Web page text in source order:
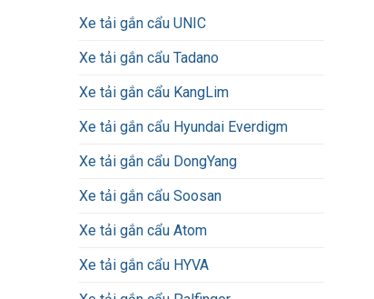
Xe tải gắn cẩu UNIC
Xe tải gắn cẩu Tadano
Xe tải gắn cẩu KangLim
Xe tải gắn cẩu Hyundai Everdigm
Xe tải gắn cẩu DongYang
Xe tải gắn cẩu Soosan
Xe tải gắn cẩu Atom
Xe tải gắn cẩu HYVA